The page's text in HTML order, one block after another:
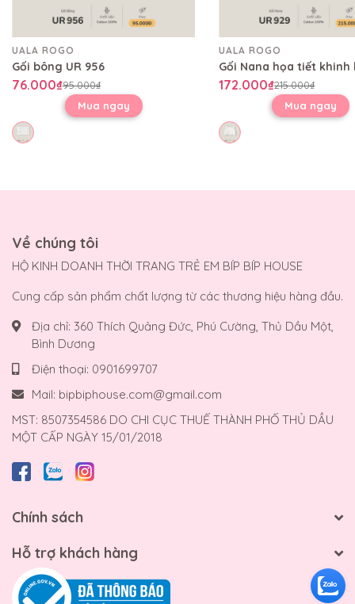
UALA ROGO
Gối bông UR 956
76.000₫95.000₫
Mua ngay
UALA ROGO
172.000₫215.000₫
Mua ngay
Về chúng tôi
HỘ KINH DOANH THỜI TRANG TRẺ EM BÍP BÍP HOUSE
Cung cấp sản phẩm chất lượng từ các thương hiệu hàng đầu.
Địa chỉ: 360 Thích Quảng Đức, Phú Cường, Thủ Dầu Một,
Bình Dương
Điện thoại: 0901699707
Mail: bipbiphouse.com@gmail.com
MST: 8507354586 DO CHI CỤC THUẾ THÀNH PHỐ THỦ DẦU
MỘT CẤP NGÀY 15/01/2018
Chính sách
Hỗ trợ khách hàng